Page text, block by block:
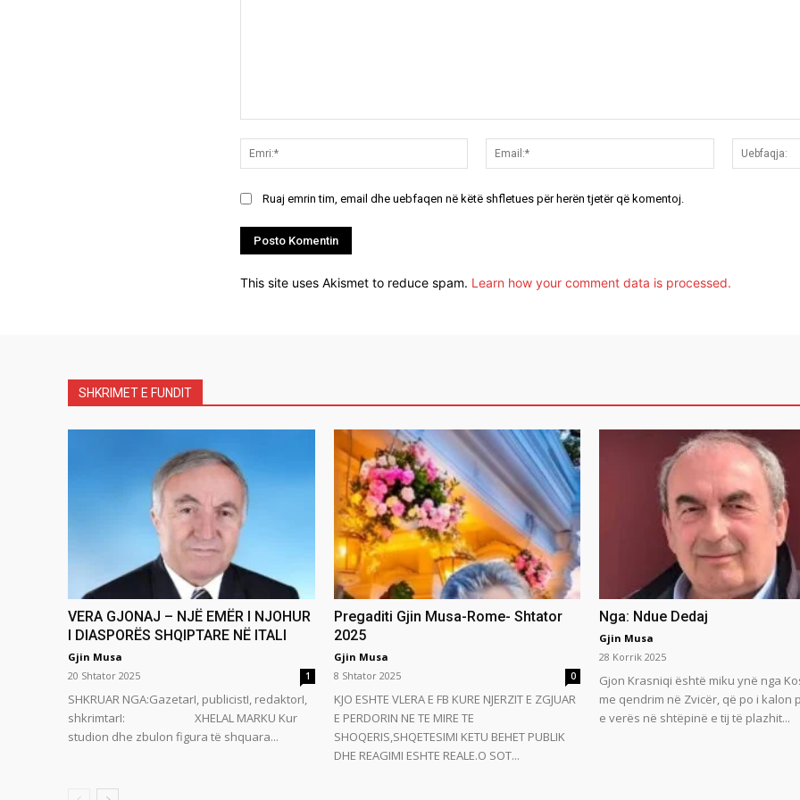
Emri:*
Email:*
Ruaj emrin tim, email dhe uebfaqen në këtë shfletues për herën tjetër që komentoj.
This site uses Akismet to reduce spam. Learn how your comment data is processed.
SHKRIMET E FUNDIT
VERA GJONAJ – NJË EMËR I NJOHUR
I DIASPORËS SHQIPTARE NË ITALI
Gjin Musa
20 Shtator 2025
1
SHKRUAR NGA:GazetarI, publicistI, redaktorI,
shkrimtarI: XHELAL MARKU Kur
studion dhe zbulon figura të shquara...
Pregaditi Gjin Musa-Rome- Shtator
2025
Gjin Musa
8 Shtator 2025
0
KJO ESHTE VLERA E FB KURE NJERZIT E ZGJUAR
E PERDORIN NE TE MIRE TE
SHOQERIS,SHQETESIMI KETU BEHET PUBLIK
DHE REAGIMI ESHTE REALE.O SOT...
Nga: Ndue Dedaj
Gjin Musa
28 Korrik 2025
Gjon Krasniqi është miku ynë nga
me qendrim në Zvicër, që po i kalon
e verës në shtëpinë e tij të plazhit...